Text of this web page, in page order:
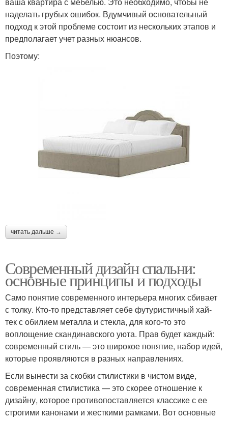
наделать грубых ошибок. Вдумчивый основательный
подход к этой проблеме состоит из нескольких этапов и
предполагает учет разных нюансов.
Поэтому:
читать дальше →
Современный дизайн спальни:
основные принципы и подходы
Само понятие современного интерьера многих сбивает
с толку. Кто-то представляет себе футуристичный хай-
тек с обилием металла и стекла, для кого-то это
воплощение скандинавского уюта. Прав будет каждый:
современный стиль — это широкое понятие, набор идей,
которые проявляются в разных направлениях.
Если вынести за скобки стилистики в чистом виде,
современная стилистика — это скорее отношение к
дизайну, которое противопоставляется классике с ее
строгими канонами и жесткими рамками. Вот основные